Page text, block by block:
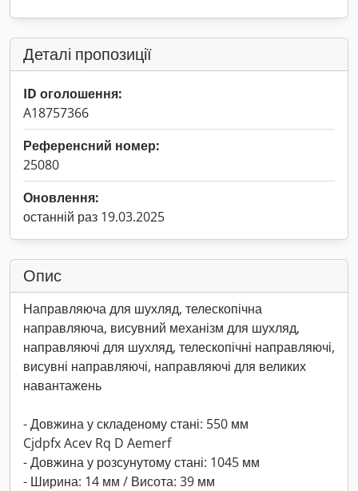
Деталі пропозиції
ID оголошення:
A18757366
Референсний номер:
25080
Оновлення:
останній раз 19.03.2025
Опис
Направляюча для шухляд, телескопічна
направляюча, висувний механізм для шухляд,
направляючі для шухляд, телескопічні направляючі,
висувні направляючі, направляючі для великих
навантажень
- Довжина у складеному стані: 550 мм
Cjdpfx Acev Rq D Aemerf
- Довжина у розсунутому стані: 1045 мм
- Ширина: 14 мм / Висота: 39 мм